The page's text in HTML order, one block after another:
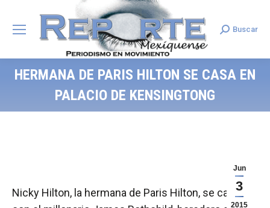
Search:
Buscar
HERMANA DE PARIS HILTON SE CASA EN
PALACIO DE KENSINGTONG
Jun
3
2015
Nicky Hilton, la hermana de Paris Hilton, se casará